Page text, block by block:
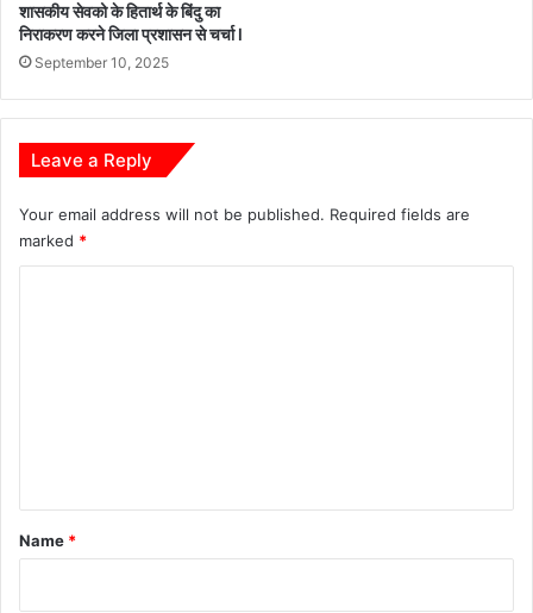
शासकीय सेवको के हितार्थ के बिंदु का
निराकरण करने जिला प्रशासन से चर्चा l
September 10, 2025
Leave a Reply
Your email address will not be published. Required fields are
marked *
*
Name *